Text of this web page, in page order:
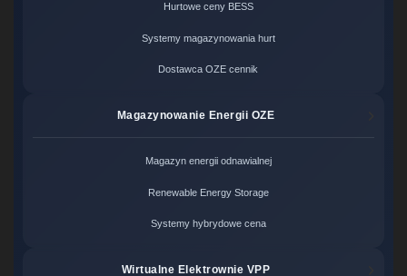
Hurtowe ceny BESS
Systemy magazynowania hurt
Dostawca OZE cennik
Magazynowanie Energii OZE
Magazyn energii odnawialnej
Renewable Energy Storage
Systemy hybrydowe cena
Wirtualne Elektrownie VPP